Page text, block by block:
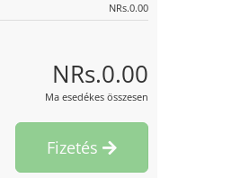
NRs.0.00
NRs.0.00
Ma esedékes összesen
Fizetés